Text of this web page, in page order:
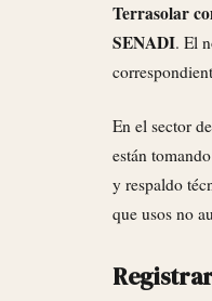
Terrasolar
SENADI. El
En el sector
están
y respaldo
que usos no